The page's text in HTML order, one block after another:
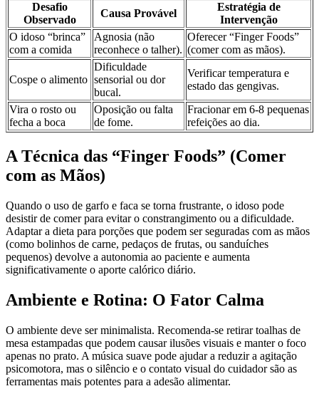
Desafio
Observado
Causa Provável
Estratégia de
Intervenção
O idoso “brinca”
com a comida
Agnosia (não
reconhece o talher).
Oferecer “Finger Foods”
(comer com as mãos).
Cospe o alimento
Dificuldade
sensorial ou dor
bucal.
Verificar temperatura e
estado das gengivas.
Vira o rosto ou
fecha a boca
Oposição ou falta
de fome.
Fracionar em 6-8 pequenas
refeições ao dia.
A Técnica das “Finger Foods” (Comer
com as Mãos)
Quando o uso de garfo e faca se torna frustrante, o idoso pode
desistir de comer para evitar o constrangimento ou a dificuldade.
Adaptar a dieta para porções que podem ser seguradas com as mãos
(como bolinhos de carne, pedaços de frutas, ou sanduíches
pequenos) devolve a autonomia ao paciente e aumenta
significativamente o aporte calórico diário.
Ambiente e Rotina: O Fator Calma
O ambiente deve ser minimalista. Recomenda-se retirar toalhas de
mesa estampadas que podem causar ilusões visuais e manter o foco
apenas no prato. A música suave pode ajudar a reduzir a agitação
psicomotora, mas o silêncio e o contato visual do cuidador são as
ferramentas mais potentes para a adesão alimentar.